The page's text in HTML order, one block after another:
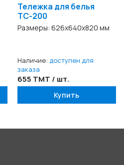
Тележка для белья
ТС-200
Размеры: 626х640х820 мм
Наличие: доступен для
заказа
655 TMT / шт.
Купить